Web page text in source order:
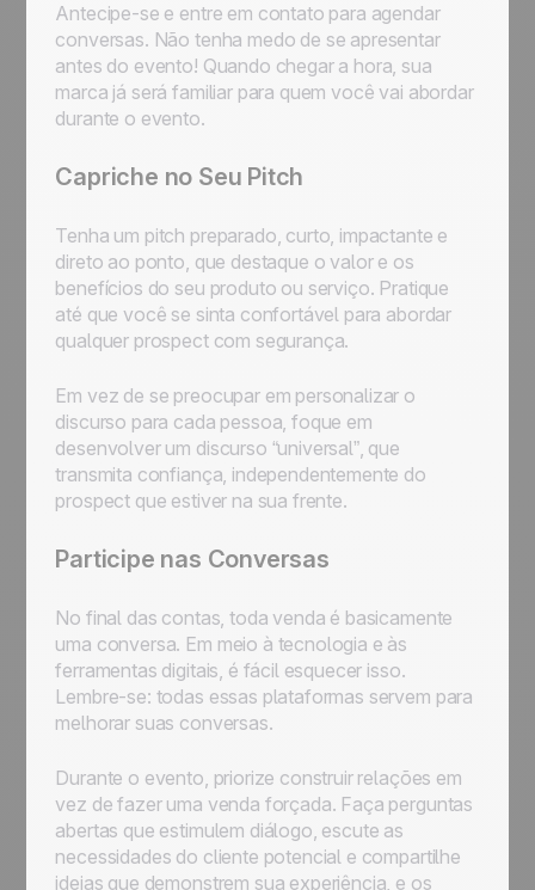
Antecipe-se e entre em contato para agendar
conversas. Não tenha medo de se apresentar
antes do evento! Quando chegar a hora, sua
marca já será familiar para quem você vai abordar
durante o evento.
Capriche no Seu Pitch
Tenha um pitch preparado, curto, impactante e
direto ao ponto, que destaque o valor e os
benefícios do seu produto ou serviço. Pratique
até que você se sinta confortável para abordar
qualquer prospect com segurança.
Em vez de se preocupar em personalizar o
discurso para cada pessoa, foque em
desenvolver um discurso “universal”, que
transmita confiança, independentemente do
prospect que estiver na sua frente.
Participe nas Conversas
No final das contas, toda venda é basicamente
uma conversa. Em meio à tecnologia e às
ferramentas digitais, é fácil esquecer isso.
Lembre-se: todas essas plataformas servem para
melhorar suas conversas.
Durante o evento, priorize construir relações em
vez de fazer uma venda forçada. Faça perguntas
abertas que estimulem diálogo, escute as
necessidades do cliente potencial e compartilhe
ideias que demonstrem sua experiência, e os